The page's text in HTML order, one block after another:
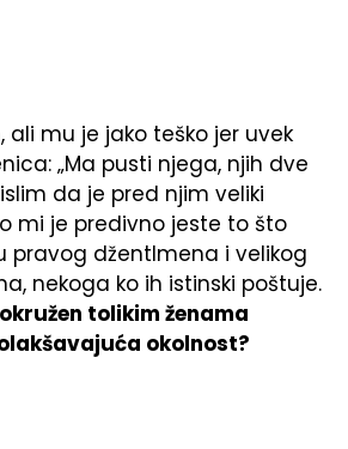
ali mu je jako teško jer uvek
„Ma pusti njega, njih dve
da je pred njim veliki
mi je predivno jeste to što
pravog džentlmena i velikog
nekoga ko ih istinski poštuje.
tolikim ženama
okolnost?